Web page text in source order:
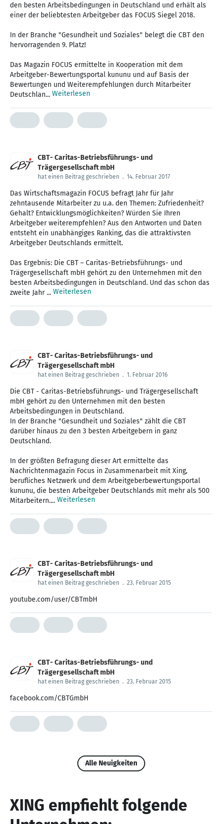
den besten Arbeitsbedingungen in Deutschland und erhält als
einer der beliebtesten Arbeitgeber das FOCUS Siegel 2018.
In der Branche "Gesundheit und Soziales" belegt die CBT den
hervorragenden 9. Platz!
Das Magazin FOCUS ermittelte in Kooperation mit dem
Arbeitgeber-Bewertungsportal kununu und auf Basis der
Bewertungen und Weiterempfehlungen durch Mitarbeiter
Deutschlan... Weiterlesen
CBT- Caritas-Betriebsführungs- und
Trägergesellschaft mbH
hat einen Beitrag geschrieben . 14. Februar 2017
Das Wirtschaftsmagazin FOCUS befragt Jahr für Jahr
zehntausende Mitarbeiter zu u.a. den Themen: Zufriedenheit?
Gehalt? Entwicklungsmöglichkeiten? Würden Sie Ihren
Arbeitgeber weiterempfehlen? Aus den Antworten und Daten
entsteht ein unabhängiges Ranking, das die attraktivsten
Arbeitgeber Deutschlands ermittelt.
Das Ergebnis: Die CBT – Caritas-Betriebsführungs- und
Trägergesellschaft mbH gehört zu den Unternehmen mit den
besten Arbeitsbedingungen in Deutschland. Und das schon das
zweite Jahr ... Weiterlesen
CBT- Caritas-Betriebsführungs- und
Trägergesellschaft mbH
hat einen Beitrag geschrieben . 1. Februar 2016
Die CBT - Caritas-Betriebsführungs- und Trägergesellschaft
mbH gehört zu den Unternehmen mit den besten
Arbeitsbedingungen in Deutschland.
In der Branche "Gesundheit und Soziales" zählt die CBT
darüber hinaus zu den 3 besten Arbeitgebern in ganz
Deutschland.
In der größten Befragung dieser Art ermittelte das
Nachrichtenmagazin Focus in Zusammenarbeit mit Xing,
berufliches Netzwerk und dem Arbeitgeberbewertungsportal
kununu, die besten Arbeitgeber Deutschlands mit mehr als 500
Mitarbeitern.... Weiterlesen
CBT- Caritas-Betriebsführungs- und
Trägergesellschaft mbH
hat einen Beitrag geschrieben . 23. Februar 2015
youtube.com/user/CBTmbH
CBT- Caritas-Betriebsführungs- und
Trägergesellschaft mbH
hat einen Beitrag geschrieben . 23. Februar 2015
facebook.com/CBTGmbH
Alle Neuigkeiten
XING empfiehlt folgende